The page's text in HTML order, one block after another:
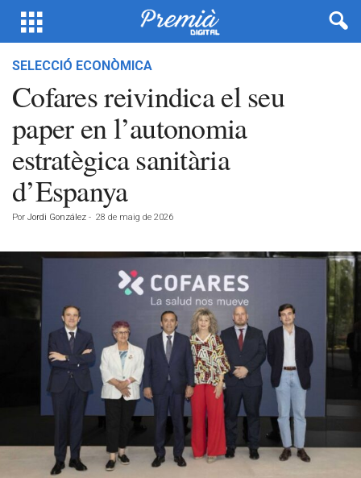
SELECCIÓ ECONÒMICA
Cofares reivindica el seu
paper en l’autonomia
estratègica sanitària
d’Espanya
Por Jordi González - 28 de maig de 2026